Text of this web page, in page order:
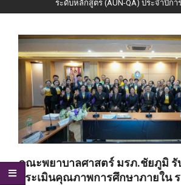
ระดับหลักสูตร (AUN-QA) ประจำปีกา
คณะพยาบาลศาสตร์ มรภ.ชัยภูมิ รั
ประเมินคุณภาพการศึกษาภายใน